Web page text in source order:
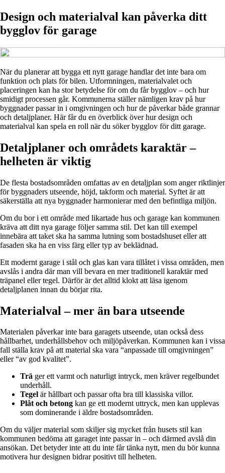
Design och materialval kan påverka ditt
bygglov för garage
När du planerar att bygga ett nytt garage handlar det inte bara om
funktion och plats för bilen. Utformningen, materialvalet och
placeringen kan ha stor betydelse för om du får bygglov – och hur
smidigt processen går. Kommunerna ställer nämligen krav på hur
byggnader passar in i omgivningen och hur de påverkar både grannar
och detaljplaner. Här får du en överblick över hur design och
materialval kan spela en roll när du söker bygglov för ditt garage.
Detaljplaner och områdets karaktär –
helheten är viktig
De flesta bostadsområden omfattas av en detaljplan som anger riktlinjer
för byggnaders utseende, höjd, takform och material. Syftet är att
säkerställa att nya byggnader harmonierar med den befintliga miljön.
Om du bor i ett område med likartade hus och garage kan kommunen
kräva att ditt nya garage följer samma stil. Det kan till exempel
innebära att taket ska ha samma lutning som bostadshuset eller att
fasaden ska ha en viss färg eller typ av beklädnad.
Ett modernt garage i stål och glas kan vara tillåtet i vissa områden, men
avslås i andra där man vill bevara en mer traditionell karaktär med
träpanel eller tegel. Därför är det alltid klokt att läsa igenom
detaljplanen innan du börjar rita.
Materialval – mer än bara utseende
Materialen påverkar inte bara garagets utseende, utan också dess
hållbarhet, underhållsbehov och miljöpåverkan. Kommunen kan i vissa
fall ställa krav på att material ska vara “anpassade till omgivningen”
eller “av god kvalitet”.
Trä ger ett varmt och naturligt intryck, men kräver regelbundet
underhåll.
Tegel är hållbart och passar ofta bra till klassiska villor.
Plåt och betong kan ge ett modernt uttryck, men kan upplevas
som dominerande i äldre bostadsområden.
Om du väljer material som skiljer sig mycket från husets stil kan
kommunen bedöma att garaget inte passar in – och därmed avslå din
ansökan. Det betyder inte att du inte får tänka nytt, men du bör kunna
motivera hur designen bidrar positivt till helheten.